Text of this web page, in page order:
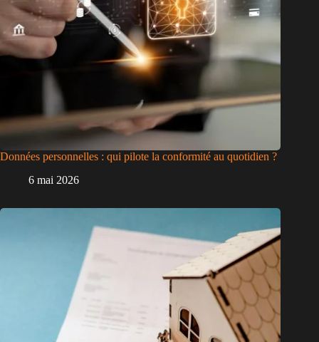
Données personnelles : qui pilote la conformité au quotidien ?
6 mai 2026